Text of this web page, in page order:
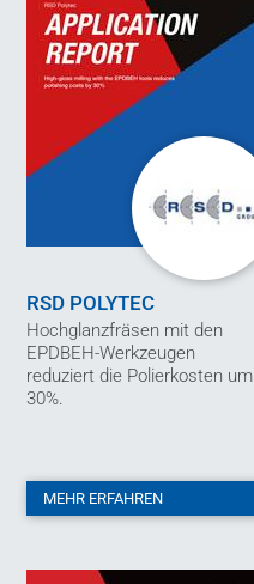
RSD POLYTEC
Hochglanzfräsen mit den
EPDBEH-Werkzeugen
reduziert die Polierkosten um
30%.
MEHR ERFAHREN